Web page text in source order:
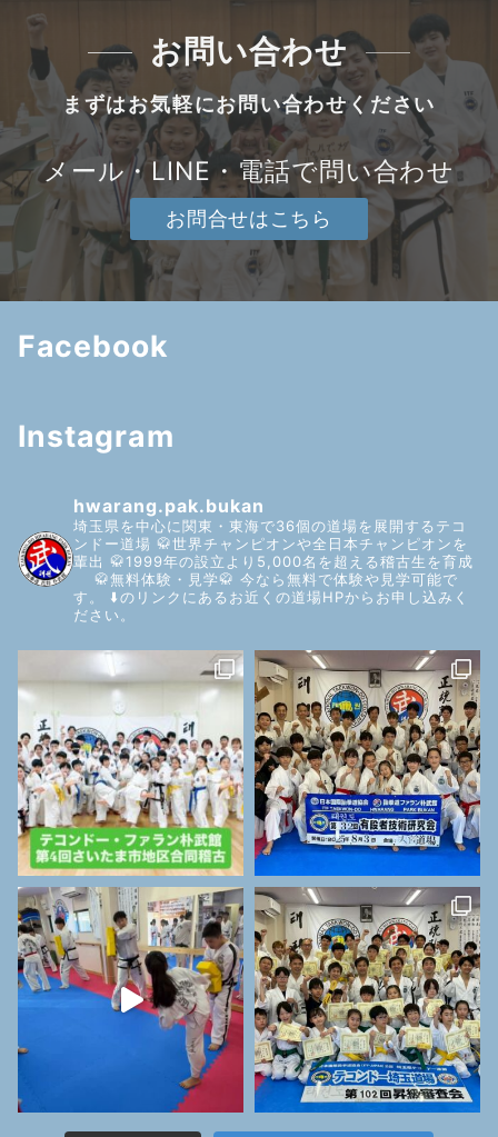
お問い合わせ
まずはお気軽にお問い合わせください
メール・LINE・電話で問い合わせ
お問合せはこちら
Facebook
Instagram
hwarang.pak.bukan
埼玉県を中心に関東・東海で36個の道場を展開するテコ
ンドー道場 🥋世界チャンピオンや全日本チャンピオンを
輩出 🥋1999年の設立より5,000名を超える稽古生を育成
🥋無料体験・見学🥋 今なら無料で体験や見学可能で
す。
⬇️のリンクにあるお近くの道場HPからお申し込みく
ださい。